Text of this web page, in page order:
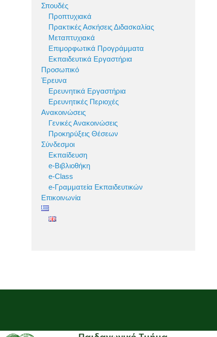
Σπουδές
Προπτυχιακά
Πρακτικές Ασκήσεις Διδασκαλίας
Μεταπτυχιακά
Επιμορφωτικά Προγράμματα
Εκπαιδευτικά Εργαστήρια
Προσωπικό
Έρευνα
Ερευνητικά Εργαστήρια
Ερευνητικές Περιοχές
Ανακοινώσεις
Γενικές Ανακοινώσεις
Προκηρύξεις Θέσεων
Σύνδεσμοι
Εκπαίδευση
e-Βιβλιοθήκη
e-Class
e-Γραμματεία Εκπαιδευτικών
Επικοινωνία